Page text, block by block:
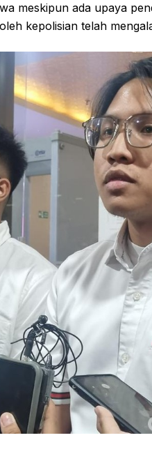
meskipun ada upaya
kepolisian telah